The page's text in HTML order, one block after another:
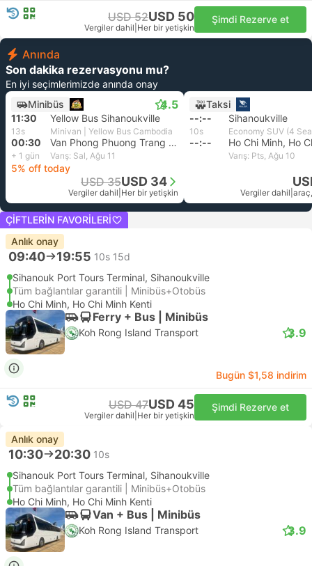
USD 52USD 50
Vergiler dahil Her bir yetişkin
Şimdi Rezerve et
Anında
Son dakika rezervasyonu mu?
En iyi seçimlerimizde anında onay
Minibüs
4.5
11:30 Yellow Bus Sihanoukville
13s Minivan | Yellow Bus Cambodia
00:30 Van Phong Phuong Trang Luy Ban Bich, Ho Chi Minh Kenti
+ 1 gün Varış: Sal, Ağu 11
5% off today
USD 35USD 34
Vergiler dahil Her bir yetişkin
Taksi
--:--
Sihanoukville
10s
--:--
Varış: Pts, Ağu 10
Vergiler dahil
ÇIFTLERIN FAVORILERI
Anlık onay
09:40 19:55 10s 15d
Sihanouk Port Tours Terminal, Sihanoukville
Tüm bağlantılar garantili | Minibüs+Otobüs
Ho Chi Minh, Ho Chi Minh Kenti
Ferry + Bus | Minibüs
Koh Rong Island Transport 3.9
Bugün $1,58 indirim
USD 47USD 45
Vergiler dahil Her bir yetişkin
Şimdi Rezerve et
Anlık onay
10:30 20:30 10s
Sihanouk Port Tours Terminal, Sihanoukville
Tüm bağlantılar garantili | Minibüs+Otobüs
Ho Chi Minh, Ho Chi Minh Kenti
Van + Bus | Minibüs
Koh Rong Island Transport 3.9